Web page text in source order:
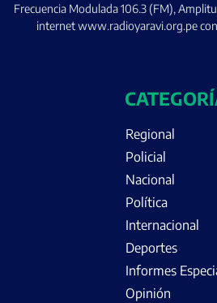
Frecuencia Modulada 106.3 (FM),
internet www.radioyaravi.org.pe
Regional
Policial
Nacional
Política
Internacional
Deportes
Informes
Opinión